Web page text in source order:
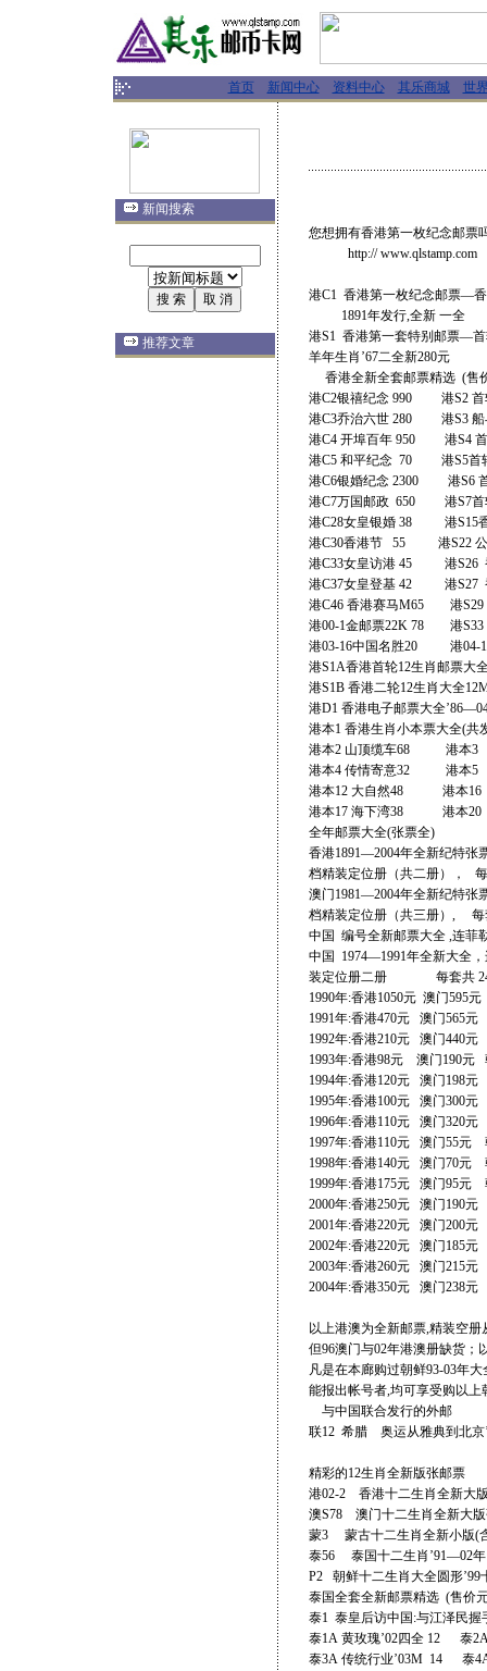
首页 新闻中心 资料中心 其乐商城 世
新闻搜索
推荐文章
您想拥有香港第一枚纪念邮票
http:// www.qlstamp.com
港C1 香港第一枚纪念邮票—
1891年发行,全新 一全
港S1 香港第一套特别邮票—
羊年生肖’67二全新280元
香港全新全套邮票精选 (售
港C2银禧纪念 990 港S2 首
港C3乔治六世 280 港S3 船
港C4 开埠百年 950 港S4 首
港C5 和平纪念 70 港S5首
港C6银婚纪念 2300 港S6
港C7万国邮政 650
港C28女皇银婚 38 港S15
港C30香港节 55 港
港C33女皇访港 45 港S26
港C37女皇登基 42 港S27
港C46 香港赛马M65 港S29
港00-1金邮票22K 78 港
港03-16中国名胜20 港04-
港S1A香港首轮12生肖邮票大
港S1B 香港二轮12生肖大
港D1 香港电子邮票大全
港本1 香港生肖小本票大全(共
港本2 山顶缆车68 港本3
港本4 传情寄意32 港本5
港本12 大自然48 港本16
港本17 海下湾38 港本20
全年邮票大全(张票全)
香港1891—2004年全新纪特张
档精装定位册（共二册），
澳门1981—2004年全新纪特张
档精装定位册（共三册）, 每
中国 编号全新邮票大全 ,连菲
中国 1974—1991年全新大全
装定位册二册 每套共
1990年:香港1050元 澳门595
1991年:香港470元 澳门565元
1992年:香港210元 澳门440元
1993年:香港98元 澳门190元
1994年:香港120元 澳门198元
1995年:香港100元 澳门300
1996年:香港110元 澳门320元
1997年:香港110元 澳门55元
1998年:香港140元 澳门70元
1999年:香港175元 澳门95元
2000年:香港250元 澳门190元
2001年:香港220元 澳门200元
2002年:香港220元 澳门185
2003年:香港260元 澳门215元
2004年:香港350元 澳门238元
以上港澳为全新邮票,精装空册
但96澳门与02年港澳册缺货；
凡是在本廊购过朝鲜93-03年
能报出帐号者,均可享受购以上
与中国联合发行的外邮
联12 希腊 奥运从雅典到北京
精彩的12生肖全新版张邮票
港02-2 香港十二生肖全新大
澳S78 澳门十二生肖全新大
蒙3 蒙古十二生肖全新小版
泰56 泰国十二生肖’91—02
P2 朝鲜十二生肖大全圆形
泰国全套全新邮票精选 (售价
泰1 泰皇后访中国:与江泽民
泰1A 黄玫瑰’02四全 12 泰
泰3A 传统行业’03M 14 泰